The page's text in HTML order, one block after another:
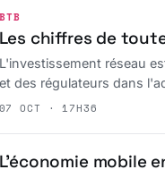
BTB
Les chiffres de
L'investissement réseau
et des régulateurs dans
07 OCT · 17H36
L’économie mobile